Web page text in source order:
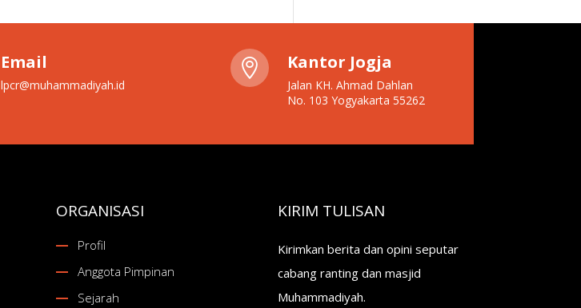
Email
lpcr@muhammadiyah.id
 Kantor Jogja
Jalan KH. Ahmad Dahlan
No. 103 Yogyakarta 55262
ORGANISASI
Profil
Anggota Pimpinan
Sejarah
KIRIM TULISAN
Kirimkan berita dan opini seputar
cabang ranting dan masjid
Muhammadiyah.